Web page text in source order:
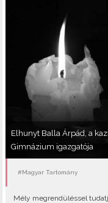
Elhunyt Balla Árpád, a
Gimnázium igazgatója
#Magyar Tartomány
Mély megrendüléssel